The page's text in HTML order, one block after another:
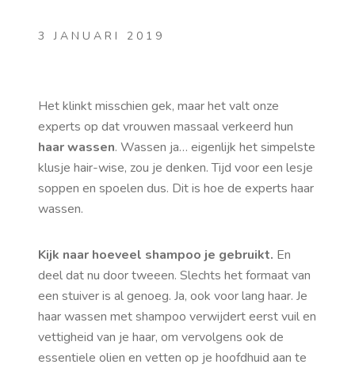
3 JANUARI 2019
Het klinkt misschien gek, maar het valt onze
experts op dat vrouwen massaal verkeerd hun
haar wassen. Wassen ja… eigenlijk het simpelste
klusje hair-wise, zou je denken. Tijd voor een lesje
soppen en spoelen dus. Dit is hoe de experts haar
wassen.
Kijk naar hoeveel shampoo je gebruikt. En
deel dat nu door tweeen. Slechts het formaat van
een stuiver is al genoeg. Ja, ook voor lang haar. Je
haar wassen met shampoo verwijdert eerst vuil en
vettigheid van je haar, om vervolgens ook de
essentiele olien en vetten op je hoofdhuid aan te